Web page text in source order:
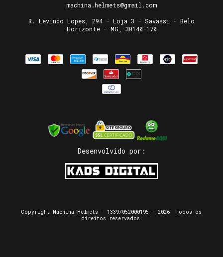
machina.helmets@gmail.com
R. Levindo Lopes, 294 - Loja 3 - Savassi - Belo
Horizonte - MG, 30140-170
Desenvolvido por:
Copyright Machina Helmets - 13397052000195 - 2026. Todos os
direitos reservados.